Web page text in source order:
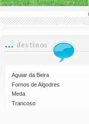
Aguiar da Beira
Fornos de Algodres
Meda
Trancoso